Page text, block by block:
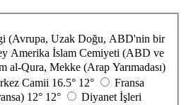
(Avrupa, Uzak Doğu, ABD'nin bir
Amerika İslam Cemiyeti (ABD ve
al-Qura, Mekke (Arap Yarımadası)
Camii 16.5° 12°
Fransa
12° 12°
Diyanet İşleri